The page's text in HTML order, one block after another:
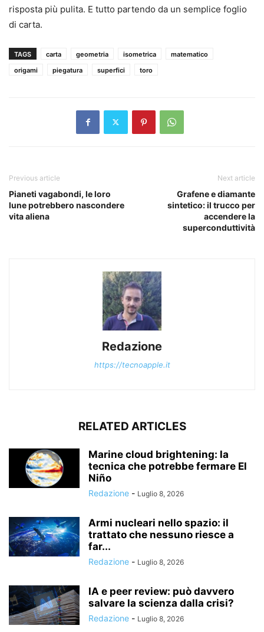
risposta più pulita. E tutto partendo da un semplice foglio
di carta.
TAGS carta geometria isometrica
matematico
origami
piegatura superfici toro
Previous article
Pianeti vagabondi, le loro
lune potrebbero nascondere
vita aliena
Next article
Grafene e diamante
sintetico: il trucco per
accendere la
superconduttività
Redazione
https://tecnoapple.it
RELATED ARTICLES
Marine cloud brightening: la
tecnica che potrebbe fermare El
Niño
Redazione - Luglio 8, 2026
Armi nucleari nello spazio: il
trattato che nessuno riesce a
far...
Redazione - Luglio 8, 2026
IA e peer review: può davvero
salvare la scienza dalla crisi?
Redazione - Luglio 8, 2026